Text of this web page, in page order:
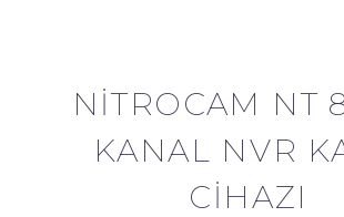
NITROCAM NT
KANAL NVR
CIHAZI